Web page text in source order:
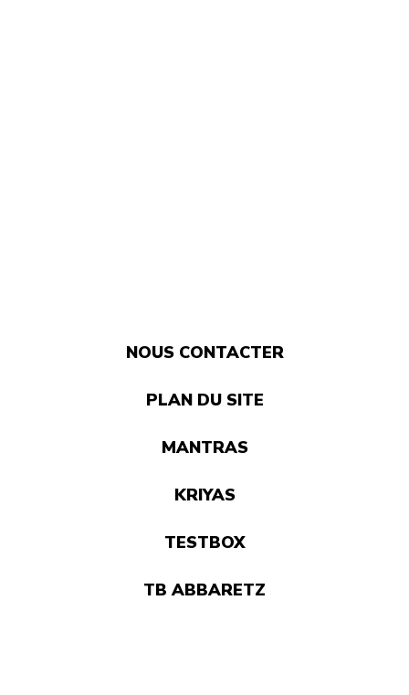
NOUS CONTACTER
PLAN DU SITE
MANTRAS
KRIYAS
TESTBOX
TB ABBARETZ